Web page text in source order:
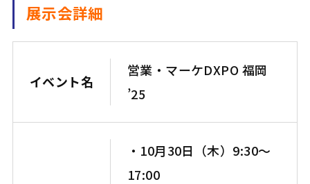
展示会詳細
イベント名
営業・マーケDXPO 福岡
’25
・10月30日（木）9:30～
17:00